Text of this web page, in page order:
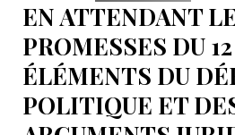
EN ATTENDANT
PROMESSES DU
ÉLÉMENTS DU
POLITIQUE ET